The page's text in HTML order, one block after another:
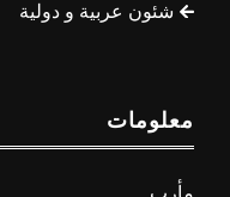
شئون عربية و دولية
معلومات